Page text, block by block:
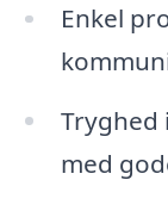
Enkel
Tryghed
med